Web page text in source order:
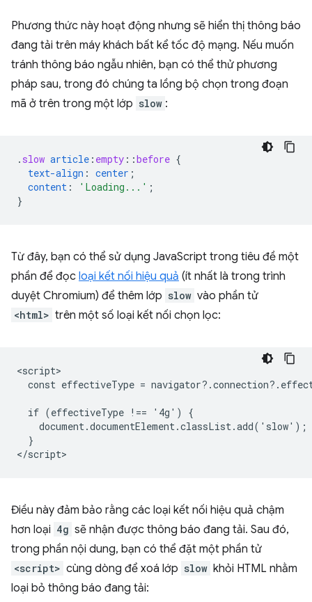
Phương thức này hoạt động nhưng sẽ hiển thị thông báo
đang tải trên máy khách bất kể tốc độ mạng. Nếu muốn
tránh thông báo ngẫu nhiên, bạn có thể thử phương
pháp sau, trong đó chúng ta lồng bộ chọn trong đoạn
mã ở trên trong một lớp slow :
. slow article : empty ::before {
text-align : center ;
content : 'Loading...' ;
}
Từ đây, bạn có thể sử dụng JavaScript trong tiêu đề một
phần để đọc loại kết nối hiệu quả (ít nhất là trong trình
duyệt Chromium) để thêm lớp slow vào phần tử
<html> trên một số loại kết nối chọn lọc:
<script>
const effectiveType =
  if (effectiveType !== '4g') {
    document.documentElement.classList.add('slow');
  }
Điều này đảm bảo rằng các loại kết nối hiệu quả chậm
hơn loại 4g sẽ nhận được thông báo đang tải. Sau đó,
trong phần nội dung, bạn có thể đặt một phần tử
<script> cùng dòng để xoá lớp slow khỏi HTML nhằm
loại bỏ thông báo đang tải: